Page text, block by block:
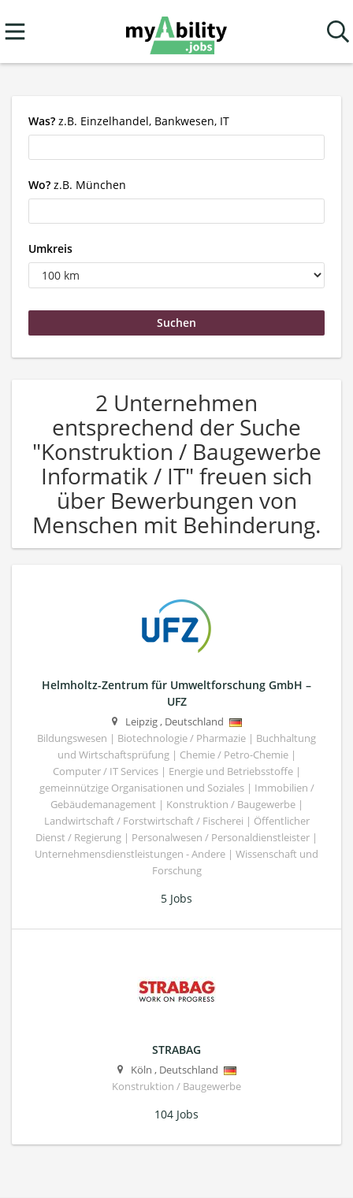
Was? z.B. Einzelhandel, Bankwesen, IT
Wo? z.B. München
Umkreis
2 Unternehmen
entsprechend der Suche
"Konstruktion / Baugewerbe
Informatik / IT" freuen sich
über Bewerbungen von
Menschen mit Behinderung.
Helmholtz-Zentrum für Umweltforschung GmbH –
UFZ
Leipzig, Deutschland
Bildungswesen | Biotechnologie / Pharmazie | Buchhaltung
und Wirtschaftsprüfung | Chemie / Petro-Chemie |
Computer / IT Services | Energie und Betriebsstoffe |
gemeinnützige Organisationen und Soziales | Immobilien /
Gebäudemanagement | Konstruktion / Baugewerbe |
Landwirtschaft / Forstwirtschaft / Fischerei | Öffentlicher
Dienst / Regierung | Personalwesen / Personaldienstleister |
Unternehmensdienstleistungen - Andere | Wissenschaft und
Forschung
5 Jobs
STRABAG
Köln , Deutschland
Konstruktion / Baugewerbe
104 Jobs